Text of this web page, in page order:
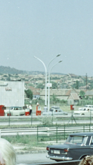
VII.
Állami Pincegazdaság mintaboltja.
1969 ·
park a Közlekedési